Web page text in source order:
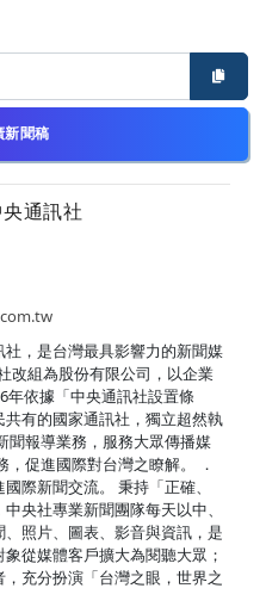
新聞稿
通訊社
，是台灣最具影響力的新聞媒
改組為股份有限公司，以企業
年依據「中央通訊社設置條
有的國家通訊社，獨立超然執
聞報導業務，服務大眾傳播媒
促進國際對台灣之瞭解。 ．
際新聞交流。 秉持「正確、
央社專業新聞團隊每天以中、
照片、圖表、影音與資訊，是
從媒體客戶擴大為閱聽大眾；
充分扮演「台灣之眼，世界之